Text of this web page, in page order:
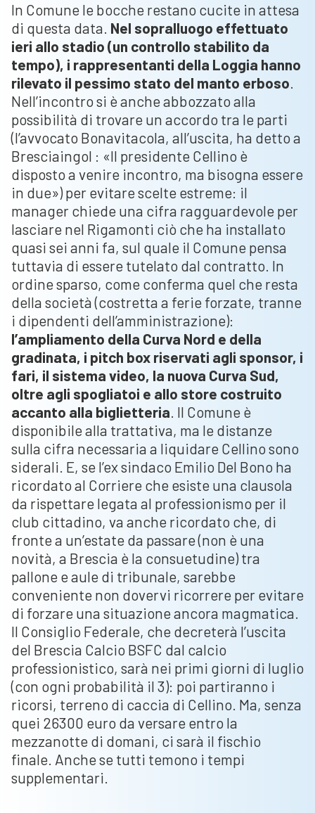
In Comune le bocche restano cucite in attesa
di questa data. Nel sopralluogo effettuato
ieri allo stadio (un controllo stabilito da
tempo), i rappresentanti della Loggia hanno
rilevato il pessimo stato del manto erboso.
Nell’incontro si è anche abbozzato alla
possibilità di trovare un accordo tra le parti
(l’avvocato Bonavitacola, all’uscita, ha detto a
Bresciaingol : «Il presidente Cellino è
disposto a venire incontro, ma bisogna essere
in due») per evitare scelte estreme: il
manager chiede una cifra ragguardevole per
lasciare nel Rigamonti ciò che ha installato
quasi sei anni fa, sul quale il Comune pensa
tuttavia di essere tutelato dal contratto. In
ordine sparso, come conferma quel che resta
della società (costretta a ferie forzate, tranne
i dipendenti dell’amministrazione):
l’ampliamento della Curva Nord e della
gradinata, i pitch box riservati agli sponsor, i
fari, il sistema video, la nuova Curva Sud,
oltre agli spogliatoi e allo store costruito
accanto alla biglietteria. Il Comune è
disponibile alla trattativa, ma le distanze
sulla cifra necessaria a liquidare Cellino sono
siderali. E, se l’ex sindaco Emilio Del Bono ha
ricordato al Corriere che esiste una clausola
da rispettare legata al professionismo per il
club cittadino, va anche ricordato che, di
fronte a un’estate da passare (non è una
novità, a Brescia è la consuetudine) tra
pallone e aule di tribunale, sarebbe
conveniente non dovervi ricorrere per evitare
di forzare una situazione ancora magmatica.
Il Consiglio Federale, che decreterà l’uscita
del Brescia Calcio BSFC dal calcio
professionistico, sarà nei primi giorni di luglio
(con ogni probabilità il 3): poi partiranno i
ricorsi, terreno di caccia di Cellino. Ma, senza
quei 26300 euro da versare entro la
mezzanotte di domani, ci sarà il fischio
finale. Anche se tutti temono i tempi
supplementari.